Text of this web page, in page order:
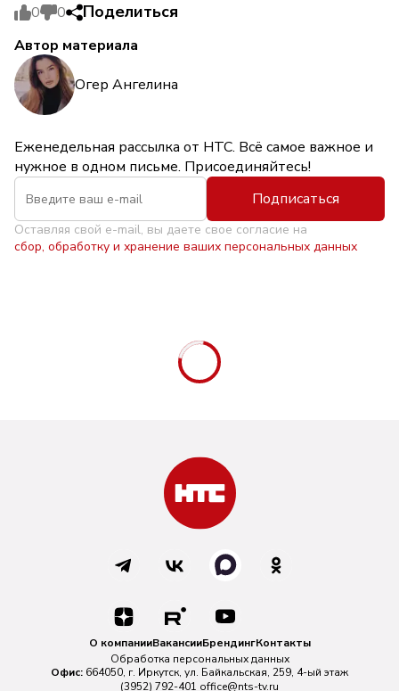
0 0 Поделиться
Автор материала
Огер Ангелина
Еженедельная рассылка от НТС. Всё самое важное и
нужное в одном письме. Присоединяйтесь!
Подписаться
Оставляя свой e-mail, вы даете свое согласие на
сбор, обработку и хранение ваших персональных данных
О компанииВакансииБрендингКонтакты
Обработка персональных данных
Офис: 664050, г. Иркутск, ул. Байкальская, 259, 4-ый этаж
(3952) 792-401 office@nts-tv.ru